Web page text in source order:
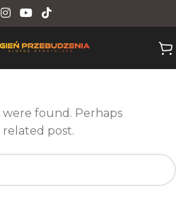
found. Perhaps
post.